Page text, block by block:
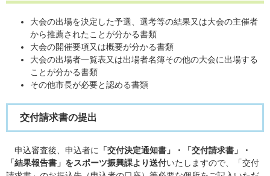
大会の出場を決定した予選、選考等の結果又は大会の主催者
から推薦されたことが分かる書類
大会の開催要項又は概要が分かる書類
大会の出場者一覧表又は出場者名簿その他の大会に出場する
ことが分かる書類
その他市長が必要と認める書類
交付請求書の提出
申込審査後、申込者に
「交付決定通知書」・「交付請求書」・
「結果報告書」をスポーツ振興課より送付いたしますので、「交付